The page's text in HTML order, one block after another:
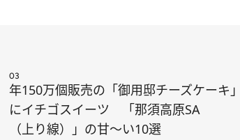
03
年150万個販売の「御用邸チーズケーキ」
にイチゴスイーツ 「那須高原SA
（上り線）」の甘～い10選